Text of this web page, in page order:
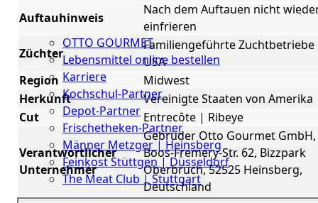
uns
OTTO GOURMET
Lebensmittel online bestellen
Karriere
Kochschul-Partner
Depot-Partner
Frischetheken-Partner
Männer Metzger | Heinsberg
Feinkost Stüttgen | Düsseldorf
The Meat Club | Stuttgart
Auftauhinweis
Nach dem Auftauen nicht
einfrieren
Züchter
Familiengeführte Zuchtbetriebe
USA
Region
Midwest
Herkunft
Vereinigte Staaten von Amerika
Cut
Entrecôte | Ribeye
Verantwortlicher
Unternehmer
Gebrüder Otto Gourmet GmbH,
Boos-Fremery-Str. 62, Bizzpark
Oberbruch, 52525 Heinsberg,
Deutschland